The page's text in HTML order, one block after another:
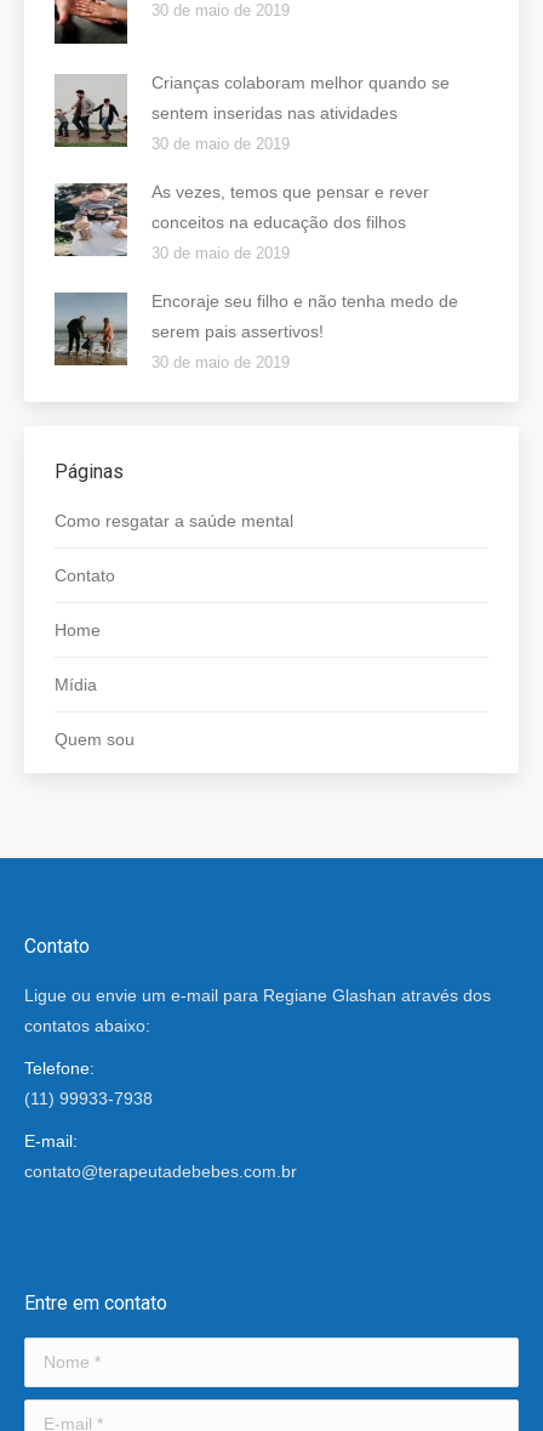
30 de maio de 2019
Crianças colaboram melhor quando se
sentem inseridas nas atividades
30 de maio de 2019
As vezes, temos que pensar e rever
conceitos na educação dos filhos
30 de maio de 2019
Encoraje seu filho e não tenha medo de
serem pais assertivos!
30 de maio de 2019
Páginas
Como resgatar a saúde mental
Contato
Home
Mídia
Quem sou
Contato
Ligue ou envie um e-mail para Regiane Glashan através dos
contatos abaixo:
Telefone:
(11) 99933-7938
E-mail:
contato@terapeutadebebes.com.br
Entre em contato
Nome *
E-mail *